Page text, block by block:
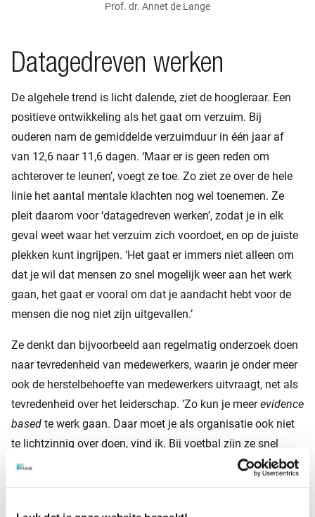
Prof. dr. Annet de Lange
Datagedreven werken
De algehele trend is licht dalende, ziet de hoogleraar. Een
positieve ontwikkeling als het gaat om verzuim. Bij
ouderen nam de gemiddelde verzuimduur in één jaar af
van 12,6 naar 11,6 dagen. ‘Maar er is geen reden om
achterover te leunen’, voegt ze toe. Zo ziet ze over de hele
linie het aantal mentale klachten nog wel toenemen. Ze
pleit daarom voor ‘datagedreven werken’, zodat je in elk
geval weet waar het verzuim zich voordoet, en op de juiste
plekken kunt ingrijpen. ‘Het gaat er immers niet alleen om
dat je wil dat mensen zo snel mogelijk weer aan het werk
gaan, het gaat er vooral om dat je aandacht hebt voor de
mensen die nog niet zijn uitgevallen.’
Ze denkt dan bijvoorbeeld aan regelmatig onderzoek doen
naar tevredenheid van medewerkers, waarin je onder meer
ook de herstelbehoefte van medewerkers uitvraagt, net als
tevredenheid over het leiderschap. ‘Zo kun je meerevidence
based te werk gaan. Daar moet je als organisatie ook niet
te lichtzinnig over doen, vind ik. Bij voetbal zijn ze snel
geneigd een coach van een slecht draaiend team af te